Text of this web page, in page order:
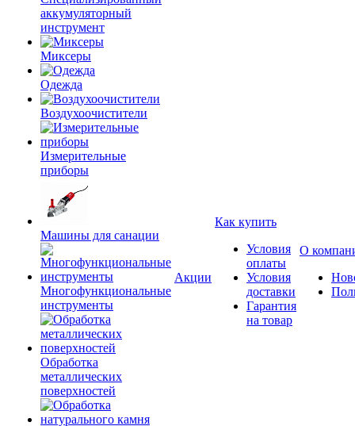
аккумуляторный
инструмент
Миксеры
Одежда
Воздухоочистители
Измерительные
приборы
Машины для санации
Многофункциональные
инструменты
Обработка
металлических
поверхностей
Акции
Как купить
Условия
оплаты
Условия
доставки
Гарантия
на товар
О